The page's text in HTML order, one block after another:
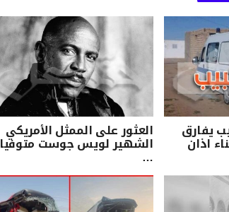
يفارق
اذان
العثور على الممثل الأمريكي
الشهير لويس جوست متوفيا
…